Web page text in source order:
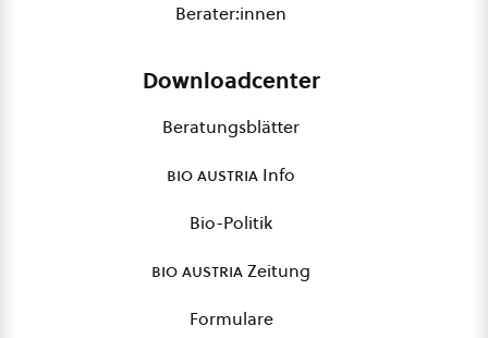
Berater:innen
Downloadcenter
Beratungsblätter
bio austria Info
Bio-Politik
bio austriaZeitung
Formulare